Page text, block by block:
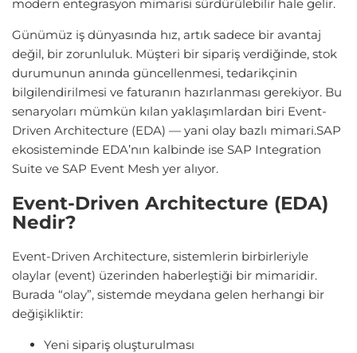
modern entegrasyon mimarisi sürdürülebilir hale gelir.
Günümüz iş dünyasında hız, artık sadece bir avantaj
değil, bir zorunluluk. Müşteri bir sipariş verdiğinde, stok
durumunun anında güncellenmesi, tedarikçinin
bilgilendirilmesi ve faturanın hazırlanması gerekiyor. Bu
senaryoları mümkün kılan yaklaşımlardan biri Event-
Driven Architecture (EDA) — yani olay bazlı mimari.SAP
ekosisteminde EDA’nın kalbinde ise SAP Integration
Suite ve SAP Event Mesh yer alıyor.
Event-Driven Architecture (EDA)
Nedir?
Event-Driven Architecture, sistemlerin birbirleriyle
olaylar (event) üzerinden haberleştiği bir mimaridir.
Burada “olay”, sistemde meydana gelen herhangi bir
değişikliktir:
Yeni sipariş oluşturulması